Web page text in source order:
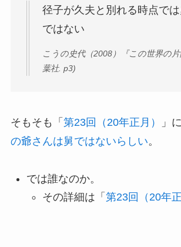
径子が久夫と別れる時点で
ではない
こうの史代（2008）『この世界の
葉社. p3)
そもそも「 第23回（20年正月） 」
の爺さんは舅ではないらしい。
では誰なのか。
その詳細は「 第23回（20年正